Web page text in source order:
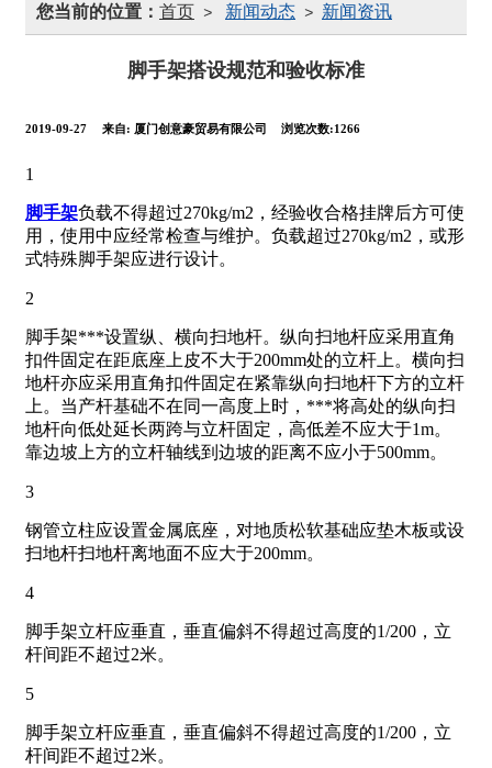
您当前的位置： 首页 > 新闻动态 > 新闻资讯
脚手架搭设规范和验收标准
2019-09-27 来自: 厦门创意豪贸易有限公司 浏览次数:1266
1
脚手架负载不得超过270kg/m2，经验收合格挂牌后方可使
用，使用中应经常检查与维护。负载超过270kg/m2，或形
式特殊脚手架应进行设计。
2
脚手架***设置纵、横向扫地杆。纵向扫地杆应采用直角
扣件固定在距底座上皮不大于200mm处的立杆上。横向扫
地杆亦应采用直角扣件固定在紧靠纵向扫地杆下方的立杆
上。当产杆基础不在同一高度上时，***将高处的纵向扫
地杆向低处延长两跨与立杆固定，高低差不应大于1m。
靠边坡上方的立杆轴线到边坡的距离不应小于500mm。
3
钢管立柱应设置金属底座，对地质松软基础应垫木板或设
扫地杆扫地杆离地面不应大于200mm。
4
脚手架立杆应垂直，垂直偏斜不得超过高度的1/200，立
杆间距不超过2米。
5
脚手架立杆应垂直，垂直偏斜不得超过高度的1/200，立
杆间距不超过2米。